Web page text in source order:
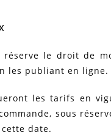
réserve le droit de
les publiant en ligne.
les tarifs en
sous
date.